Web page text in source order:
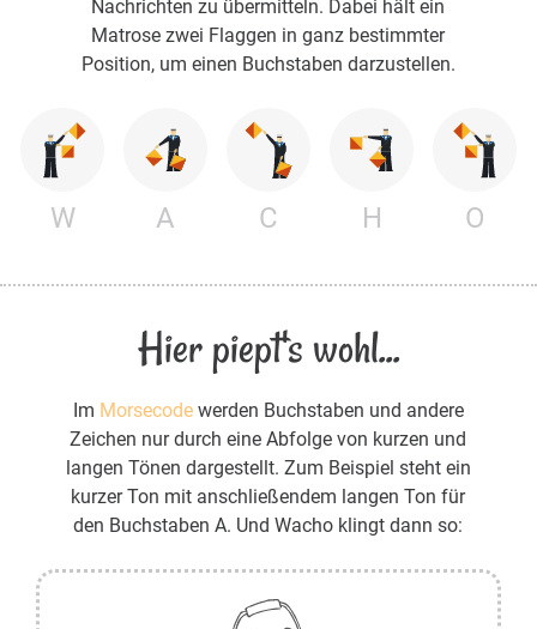
Nachrichten zu übermitteln. Dabei hält ein
Matrose zwei Flaggen in ganz bestimmter
Position, um einen Buchstaben darzustellen.
W A C H O
Hier piept's wohl...
Im Morsecodewerden Buchstaben und andere
Zeichen nur durch eine Abfolge von kurzen und
langen Tönen dargestellt. Zum Beispiel steht ein
kurzer Ton mit anschließendem langen Ton für
den Buchstaben A. Und Wacho klingt dann so: